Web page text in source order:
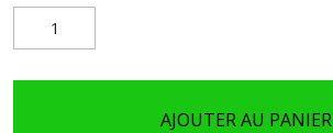
AJOUTER AU PANIER